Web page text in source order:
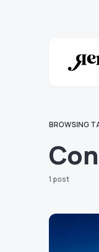
BROWSING
1 post